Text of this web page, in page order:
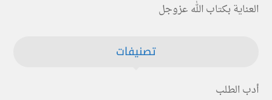
العناية بكتاب الله عزوجل
تصنيفات
أدب الطلب